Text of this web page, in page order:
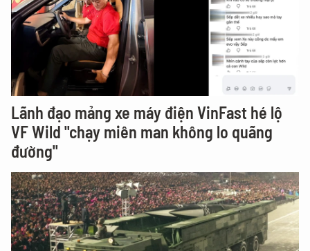
Lãnh đạo mảng xe máy điện VinFast hé lộ
VF Wild "chạy miên man không lo quãng
đường"